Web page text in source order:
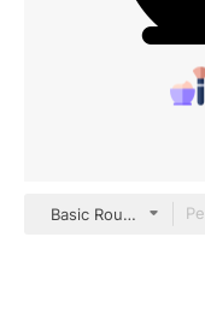
Basic Rounded Filled